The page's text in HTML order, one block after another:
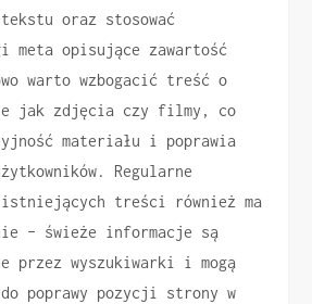
oraz stosować
meta opisujące zawartość
warto wzbogacić treść o
jak zdjęcia czy filmy, co
materiału i poprawia
Regularne
treści również ma
– świeże informacje są
przez wyszukiwarki i mogą
poprawy pozycji strony w